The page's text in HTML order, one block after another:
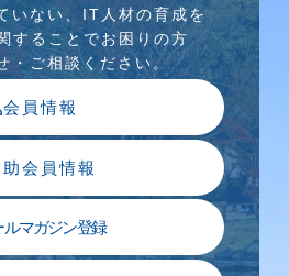
いない、IT⼈材の育成を
することでお困りの⽅
・ご相談ください。
会員情報
会員情報
ルマガジン登録